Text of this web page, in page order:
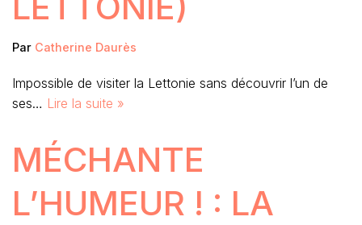
Par Catherine Daurès
Impossible de visiter la Lettonie sans découvrir l’un de
ses… Lire la suite »
MÉCHANTE
L’HUMEUR ! : LA